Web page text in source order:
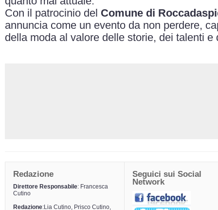
Con il patrocinio del Comune di
annuncia come un evento da non perdere,
della moda al valore delle storie, dei talenti e
Redazione
Direttore Responsabile: Francesca
Cutino
Redazione:Lia Cutino, Prisco Cutino,
Seguici sui Social
Network